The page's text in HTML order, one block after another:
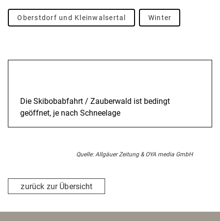
Oberstdorf und Kleinwalsertal Winter
Die Skibobabfahrt / Zauberwald ist bedingt
geöffnet, je nach Schneelage
Quelle: Allgäuer Zeitung & OYA media GmbH
zurück zur Übersicht